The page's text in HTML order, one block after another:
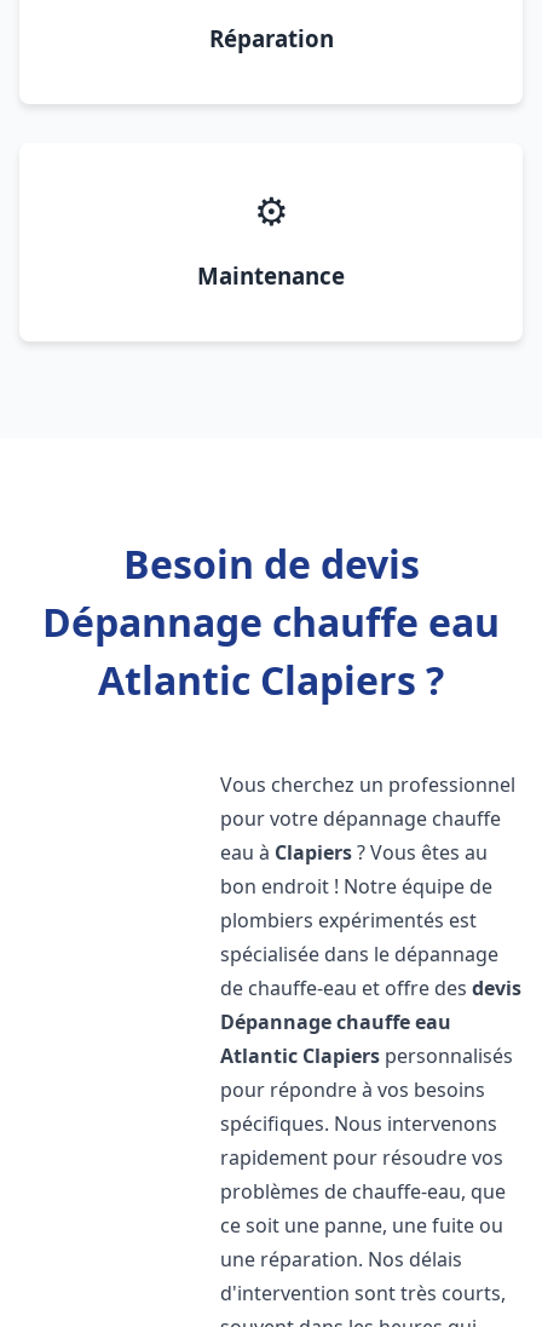
Réparation
⚙️
Maintenance
Besoin de devis
Dépannage chauffe eau
Atlantic Clapiers ?
Vous cherchez un professionnel
pour votre dépannage chauffe
eau à Clapiers? Vous êtes au
bon endroit ! Notre équipe de
plombiers expérimentés est
spécialisée dans le dépannage
de chauffe-eau et offre desdevis
Dépannage chauffe eau
Atlantic Clapiers personnalisés
pour répondre à vos besoins
spécifiques. Nous intervenons
rapidement pour résoudre vos
problèmes de chauffe-eau, que
ce soit une panne, une fuite ou
une réparation. Nos délais
d'intervention sont très courts,